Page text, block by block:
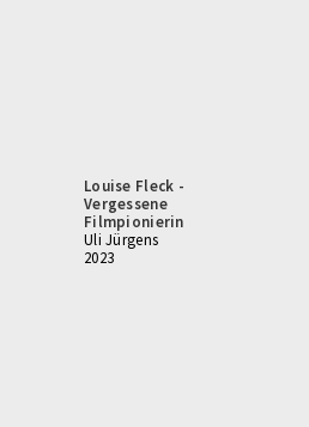
Louise Fleck -
Vergessene
Filmpionierin
Uli Jürgens
2023